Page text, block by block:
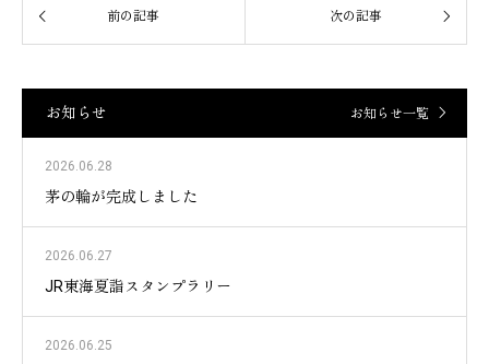
お知らせ お知らせ一覧
2026.06.28
茅の輪が完成しました
2026.06.27
JR東海夏詣スタンプラリー
2026.06.25